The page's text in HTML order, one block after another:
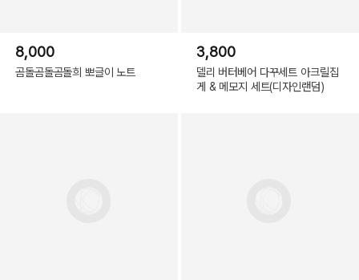
8,000
곰돌곰돌곰돌희 뽀글이 노트
3,800
델리 버터베어 다꾸세트 아크릴집
게 & 메모지 세트(디자인랜덤)